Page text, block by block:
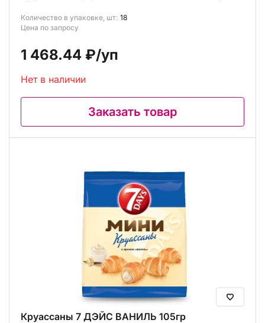
Количество в упаковке, шт: 18
Цена по запросу
1 468.44 ₽/уп
Нет в наличии
Заказать товар
Круассаны 7 ДЭЙС ВАНИЛЬ 105гр